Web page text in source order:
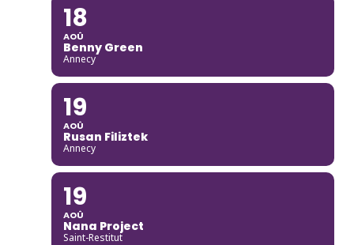
18
AOÛ
Benny Green
Annecy
19
AOÛ
Rusan Filiztek
Annecy
19
AOÛ
Nana Project
Saint-Restitut